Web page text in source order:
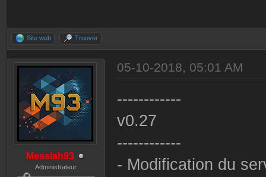
Site web Trouver
Messiah93
Administrateur
05-10-2018, 05:01 AM
------------
v0.27
------------
- Modification du